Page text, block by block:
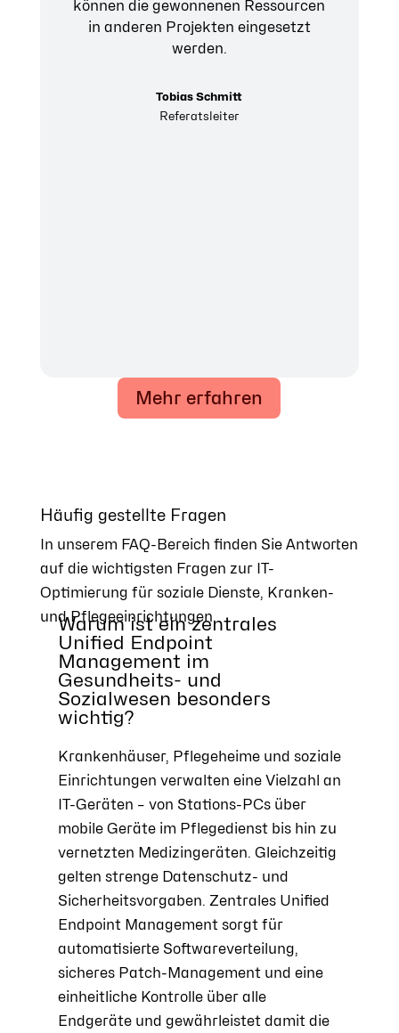
können die gewonnenen Ressourcen
in anderen Projekten eingesetzt
werden.
Tobias Schmitt
Referatsleiter
Mehr erfahren
Häufig gestellte Fragen
In unserem FAQ-Bereich finden Sie Antworten
auf die wichtigsten Fragen zur IT-
Optimierung für soziale Dienste, Kranken-
und Pflegeeinrichtungen.
Warum ist ein zentrales
Unified Endpoint
Management im
Gesundheits- und
Sozialwesen besonders
wichtig?
Krankenhäuser, Pflegeheime und soziale
Einrichtungen verwalten eine Vielzahl an
IT-Geräten – von Stations-PCs über
mobile Geräte im Pflegedienst bis hin zu
vernetzten Medizingeräten. Gleichzeitig
gelten strenge Datenschutz- und
Sicherheitsvorgaben. Zentrales Unified
Endpoint Management sorgt für
automatisierte Softwareverteilung,
sicheres Patch-Management und eine
einheitliche Kontrolle über alle
Endgeräte und gewährleistet damit die